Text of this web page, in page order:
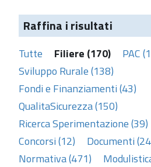
Raffina i risultati
Tutte Filiere (170)
PAC
Sviluppo Rurale (138)
Fondi e Finanziamenti (43)
QualitaSicurezza (150)
Ricerca Sperimentazione (39)
Concorsi (12)
Documenti
Normativa (471)